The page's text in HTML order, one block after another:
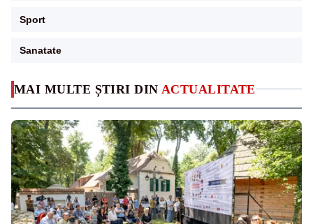
MAI MULTE ȘTIRI DIN ACTUALITATE
Sport
Sanatate